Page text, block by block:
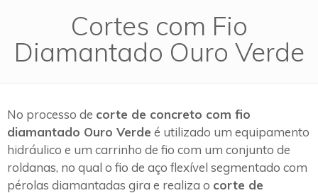
Cortes com Fio
Diamantado Ouro Verde
No processo de corte de concreto com fio
diamantado Ouro Verde é utilizado um equipamento
hidráulico e um carrinho de fio com um conjunto de
roldanas, no qual o fio de aço flexível segmentado com
pérolas diamantadas gira e realiza o corte de